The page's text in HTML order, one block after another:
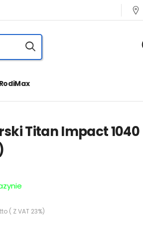
RodiMax
Titan Impact 1040
( Z VAT 23%)